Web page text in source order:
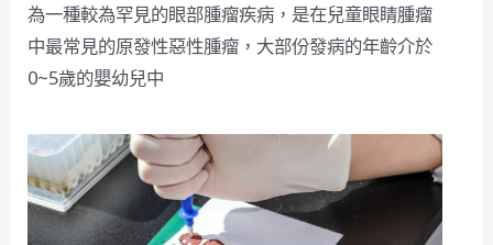
為一種較為罕見的眼部腫瘤疾病，是在兒童眼睛腫瘤
中最常見的原發性惡性腫瘤，大部份發病的年齡介於
0~5歲的嬰幼兒中